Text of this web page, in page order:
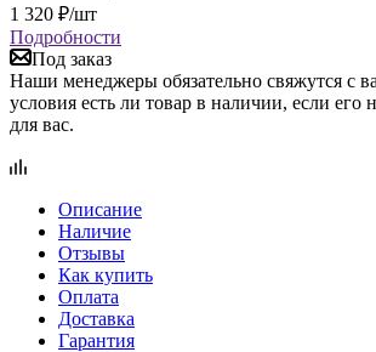
1 320 ₽/шт
Подробности
Под заказ
Наши менеджеры обязательно свяжутся с
условия есть ли товар в наличии, если его
для вас.
Описание
Наличие
Отзывы
Как купить
Оплата
Доставка
Гарантия